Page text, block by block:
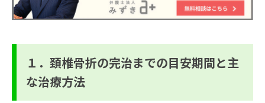
１．頚椎骨折の完治までの目安期間と主
な治療方法